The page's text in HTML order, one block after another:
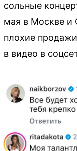
сольные
мая в Москве и
плохие
в видео в